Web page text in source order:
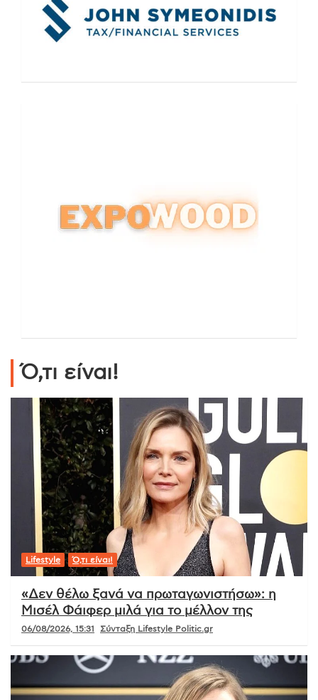
Ό,τι είναι!
Lifestyle Ό,τι είναι!
«Δεν θέλω ξανά να πρωταγωνιστήσω»: η
Μισέλ Φάιφερ μιλά για το μέλλον της
06/08/2026, 15:31 Σύνταξη Lifestyle Politic.gr